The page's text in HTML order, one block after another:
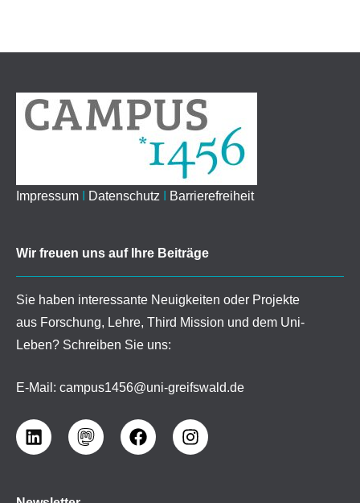
Impressum Datenschutz Barrierefreiheit
Wir freuen uns auf Ihre Beiträge
Sie haben interessante Neuigkeiten oder Projekte
aus Forschung, Lehre, Third Mission und dem Uni-
Leben? Schreiben Sie uns:
E-Mail: campus1456@uni-greifswald.de